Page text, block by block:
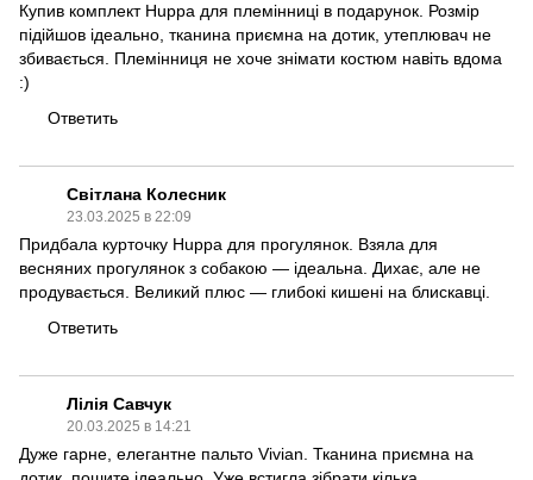
Купив комплект Huppa для племінниці в подарунок. Розмір
підійшов ідеально, тканина приємна на дотик, утеплювач не
збивається. Племінниця не хоче знімати костюм навіть вдома
:)
Ответить
Світлана Колесник
23.03.2025 в 22:09
Придбала курточку Huppa для прогулянок. Взяла для
весняних прогулянок з собакою — ідеальна. Дихає, але не
продувається. Великий плюс — глибокі кишені на блискавці.
Ответить
Лілія Савчук
20.03.2025 в 14:21
Дуже гарне, елегантне пальто Vivian. Тканина приємна на